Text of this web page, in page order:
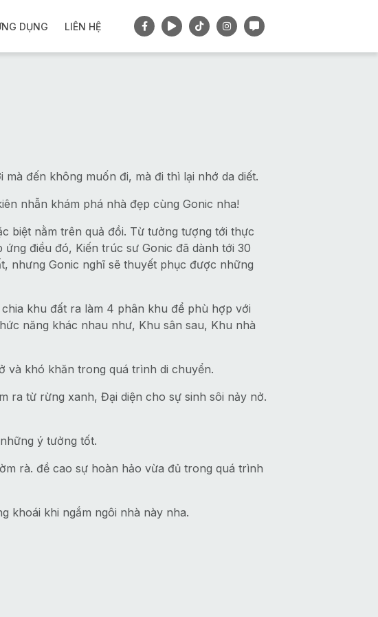
DỤNG LIÊN HỆ
đến không muốn đi, mà đi thì lại nhớ da diết.
nhẫn khám phá nhà đẹp cùng Gonic nha!
biệt nằm trên quả đồi. Từ tưởng tượng tới thực
điều đó, Kiến trúc sư Gonic đã dành tới 30
nhưng Gonic nghĩ sẽ thuyết phục được những
khu đất ra làm 4 phân khu để phù hợp với
năng khác nhau như, Khu sân sau, Khu nhà
và khó khăn trong quá trình di chuyển.
ra từ rừng xanh, Đại diện cho sự sinh sôi nảy nở.
ý tưởng tốt.
rà. đề cao sự hoàn hảo vừa đủ trong quá trình
khoái khi ngắm ngôi nhà này nha.